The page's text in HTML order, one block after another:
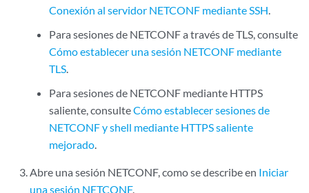
Conexión al servidor NETCONF mediante SSH.
Para sesiones de NETCONF a través de TLS, consulte
Cómo establecer una sesión NETCONF mediante
TLS.
Para sesiones de NETCONF mediante HTTPS
saliente, consulteCómo establecer sesiones de
NETCONF y shell mediante HTTPS saliente
mejorado.
Abre una sesión NETCONF, como se describe en Iniciar
una sesión NETCONF.